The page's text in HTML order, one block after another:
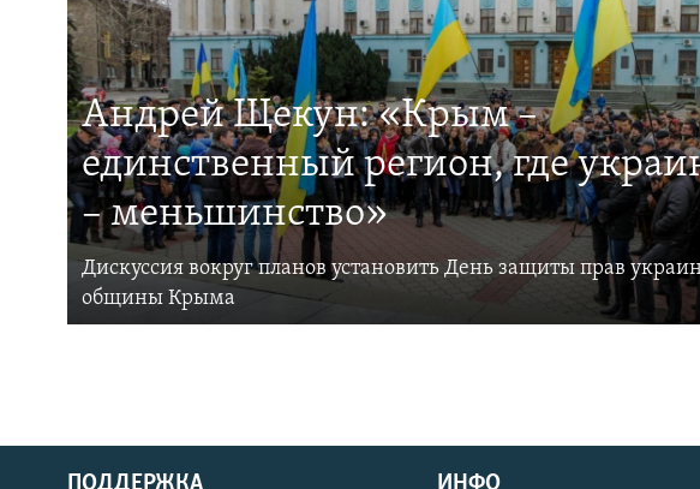
Андрей Щекун: «Крым –
единственный регион, где
– меньшинство»
Дискуссия вокруг планов установить День защиты прав
общины Крыма